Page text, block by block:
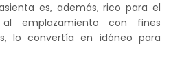
es, además, rico para el
emplazamiento con fines
lo convertía en idóneo para